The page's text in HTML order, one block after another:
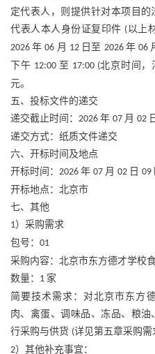
定代表人，则提供针对本项目
代表人本人身份证复印件 (以上
2026年06 月 12 日至 2026 年06
下午 12:00 至 17:00 (北京时间，
元。
五、投标文件的递交
递交截止时间： 2026 年 07 月 02
递交方式：纸质文件递交
六、开标时间及地点
开标时间： 2026 年 07 月 02 日 09
开标地点：北京市
七、其他
1）采购需求
包号： 01
采购内容：北京市东方德才学校
数量： 1 家
简要技术需求：对北京市东方
肉、禽蛋、调味品、冻品、粮
行采购与供货 (详见第五章采购需
2）其他补充事宜：